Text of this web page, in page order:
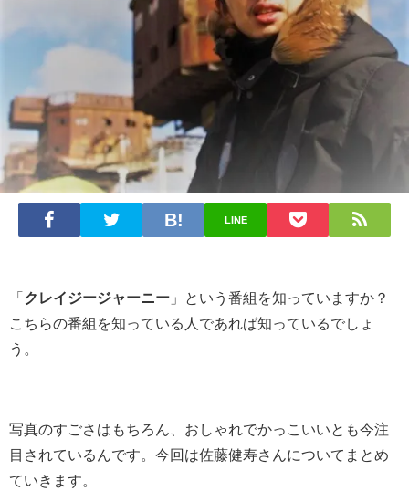
LINE
「 クレイジージャーニー 」という番組を知っていますか？
こちらの番組を知っている人であれば知っているでしょ
う。
写真のすごさはもちろん、おしゃれでかっこいいとも今注
目されているんです。今回は佐藤健寿さんについてまとめ
ていきます。